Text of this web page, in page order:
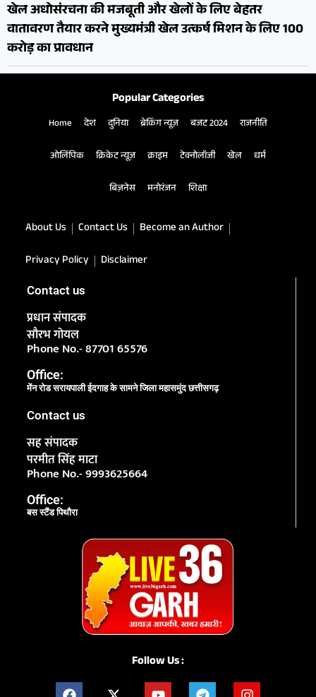
खेल अधोसंरचना की मजबूती और खेलों के लिए बेहतर
वातावरण तैयार करने मुख्यमंत्री खेल उत्कर्ष मिशन के लिए 100
करोड़ का प्रावधान
Popular Categories
Home देश दुनिया ब्रेकिंग न्यूज़ बजट 2024 राजनीति
ओलिंपिक क्रिकेट न्यूज़ क्राइम टेक्नोलॉजी खेल धर्म
बिज़नेस मनोरंजन शिक्षा
About Us Contact Us
Become an Author
Privacy Policy
Disclaimer
Contact us
प्रधान संपादक
सौरभ गोयल
Phone No.- 87701 65576
Office:
मेंन रोड सरायपाली ईदगाह के सामने जिला महासमुंद छत्तीसगढ़
Contact us
सह संपादक
परमीत सिंह माटा
Phone No.- 9993625664
Office:
बस स्टैंड पिथौरा
Follow Us :